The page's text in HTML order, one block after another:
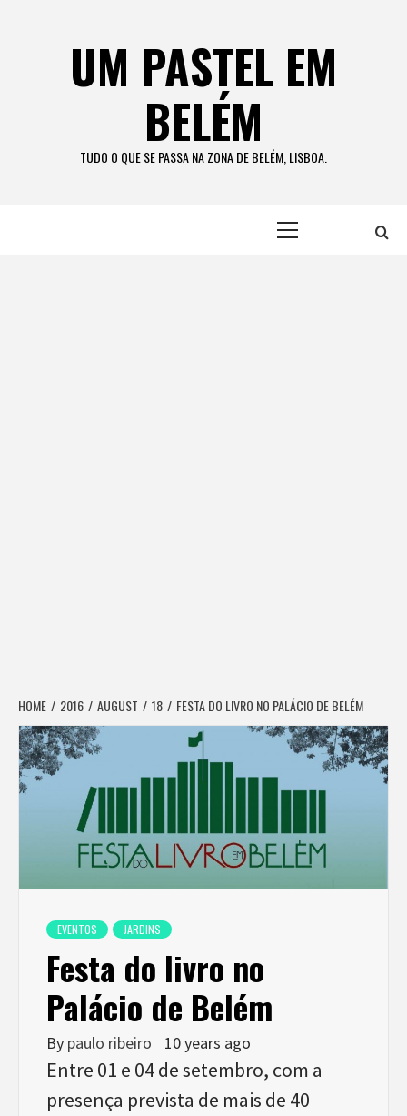
UM PASTEL EM
BELÉM
TUDO O QUE SE PASSA NA ZONA DE BELÉM, LISBOA.
HOME 2016 AUGUST 18 FESTA DO LIVRO NO PALÁCIO DE BELÉM
EVENTOS JARDINS
Festa do livro no
Palácio de Belém
By paulo ribeiro 10 years ago
Entre 01 e 04 de setembro, com a
presença prevista de mais de 40